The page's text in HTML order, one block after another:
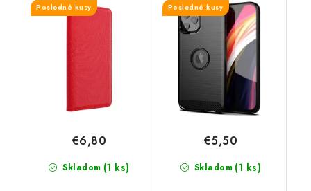
Posledné kusy
Skladom (1 ks)
€6,80
Posledné kusy
Skladom (1 ks)
€5,50